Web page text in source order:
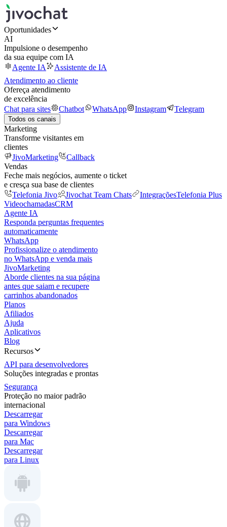
Oportunidades
AI
Impulsione o desempenho
da sua equipe com IA
Agente IA
Assistente de IA
Atendimento ao cliente
Ofereça atendimento
de excelência
Chat para sites
Chatbot WhatsApp Instagram Telegram
Todos os canais
Marketing
Transforme visitantes em
clientes
JivoMarketing
Callback
Vendas
Feche mais negócios, aumente o ticket
e cresça sua base de clientes
Telefonia Jivo
Jivochat Team Chats IntegraçõesTelefonia Plus
VideochamadasCRM
Agente IA
Responda perguntas frequentes
automaticamente
WhatsApp
Profissionalize o atendimento
no WhatsApp e venda mais
JivoMarketing
Aborde clientes na sua página
antes que saiam e recupere
carrinhos abandonados
Planos
Afiliados
Ajuda
Aplicativos
Blog
Recursos
API para desenvolvedores
Soluções integradas e prontas
Segurança
Proteção no maior padrão
internacional
Descarregar
para Windows
Descarregar
para Mac
Descarregar
para Linux